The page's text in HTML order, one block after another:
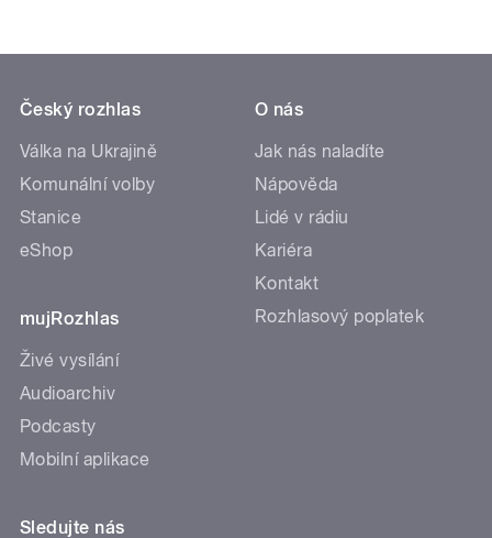
Český rozhlas
Válka na Ukrajině
Komunální volby
Stanice
eShop
mujRozhlas
Živé vysílání
Audioarchiv
Podcasty
Mobilní aplikace
O nás
Jak nás naladíte
Nápověda
Lidé v rádiu
Kariéra
Kontakt
Rozhlasový poplatek
Sledujte nás